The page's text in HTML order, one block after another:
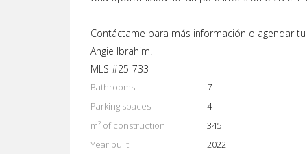
Contáctame para más información o agendar tu
Angie Ibrahim.
MLS #25-733
Bathrooms
7
Parking spaces
4
m² of construction
345
Year built
2022